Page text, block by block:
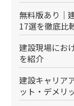
無料版あり｜
17選を徹底比
建設現場にお
を紹介
建設キャリア
ット・デメリ